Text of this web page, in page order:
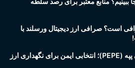
است؟ صرافی ارز دیجیتال ورسلند با
لیست بهترین کیف پول‌های پپه (PEPE)؛ انتخابی ایمن برای نگهداری ارز